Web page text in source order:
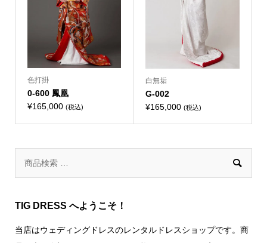
色打掛
0-600 鳳凰
¥165,000 (税込)
白無垢
G-002
¥165,000 (税込)

TIG DRESS へようこそ！
当店はウェディングドレスのレンタルドレスショップです。商